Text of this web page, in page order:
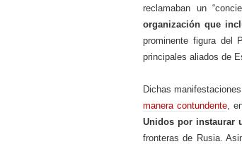
reclamaban un
organización que
prominente figura del
principales aliados de
Dichas
manera contundente,
Unidos por instaurar
fronteras de Rusia.